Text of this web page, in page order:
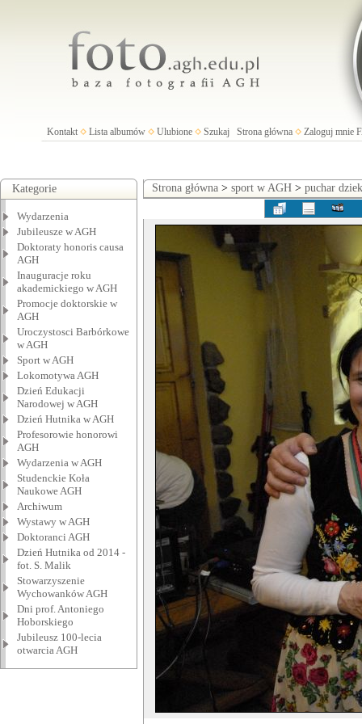
Kontakt Lista albumów Ulubione Szukaj Strona główna Zaloguj mnie
Kategorie
Wydarzenia
Jubileusze w AGH
Doktoraty honoris causa
AGH
Inauguracje roku
akademickiego w AGH
Promocje doktorskie w
AGH
Uroczystosci Barbórkowe
w AGH
Sport w AGH
Lokomotywa AGH
Dzień Edukacji
Narodowej w AGH
Dzień Hutnika w AGH
Profesorowie honorowi
AGH
Wydarzenia w AGH
Studenckie Koła
Naukowe AGH
Archiwum
Wystawy w AGH
Doktoranci AGH
Dzień Hutnika od 2014 -
fot. S. Malik
Stowarzyszenie
Wychowanków AGH
Dni prof. Antoniego
Hoborskiego
Jubileusz 100-lecia
otwarcia AGH
Strona główna > sport w AGH > puchar